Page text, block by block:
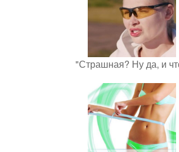
"Страшная? Ну да, и